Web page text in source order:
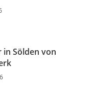
Sölden von